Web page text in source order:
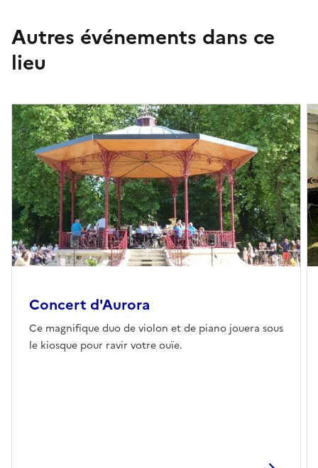
Autres événements dans ce
lieu
Concert d'Aurora
Ce magnifique duo de violon et de piano jouera sous
le kiosque pour ravir votre ouïe.